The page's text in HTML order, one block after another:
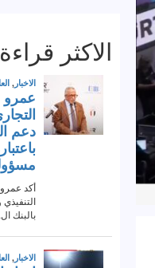
الاكثر قراءة